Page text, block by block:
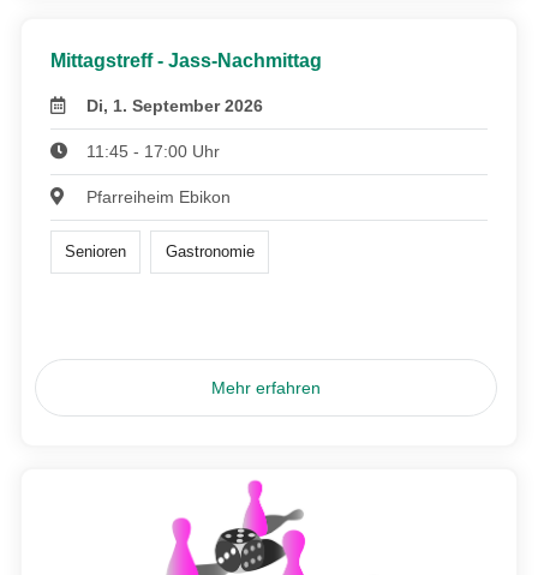
Mittagstreff - Jass-Nachmittag
Di, 1. September 2026
11:45 - 17:00 Uhr
Pfarreiheim Ebikon
Senioren Gastronomie
Mehr erfahren